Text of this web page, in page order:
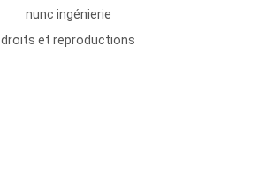
nunc ingénierie
droits et reproductions